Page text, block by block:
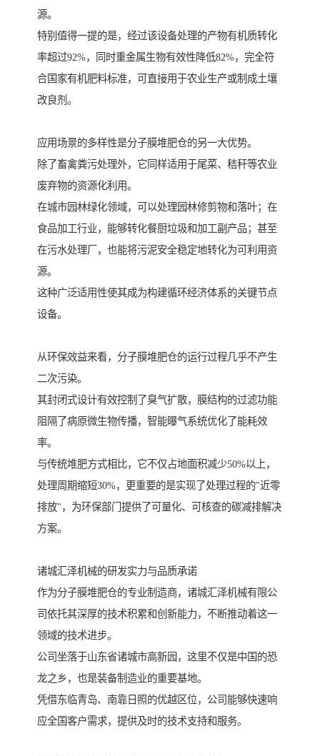
源。
特别值得一提的是，经过该设备处理的产物有机质转化
率超过92%，同时重金属生物有效性降低82%，完全符
合国家有机肥料标准，可直接用于农业生产或制成土壤
改良剂。
应用场景的多样性是分子膜堆肥仓的另一大优势。
除了畜禽粪污处理外，它同样适用于尾菜、秸秆等农业
废弃物的资源化利用。
在城市园林绿化领域，可以处理园林修剪物和落叶；在
食品加工行业，能够转化餐厨垃圾和加工副产品；甚至
在污水处理厂，也能将污泥安全稳定地转化为可利用资
源。
这种广泛适用性使其成为构建循环经济体系的关键节点
设备。
从环保效益来看，分子膜堆肥仓的运行过程几乎不产生
二次污染。
其封闭式设计有效控制了臭气扩散，膜结构的过滤功能
阻隔了病原微生物传播，智能曝气系统优化了能耗效
率。
与传统堆肥方式相比，它不仅占地面积减少50%以上，
处理周期缩短30%，更重要的是实现了处理过程的"近零
排放"，为环保部门提供了可量化、可核查的碳减排解决
方案。
诸城汇泽机械的研发实力与品质承诺
作为分子膜堆肥仓的专业制造商，诸城汇泽机械有限公
司依托其深厚的技术积累和创新能力，不断推动着这一
领域的技术进步。
公司坐落于山东省诸城市高新园，这里不仅是中国的恐
龙之乡，也是装备制造业的重要基地。
凭借东临青岛、南靠日照的优越区位，公司能够快速响
应全国客户需求，提供及时的技术支持和服务。